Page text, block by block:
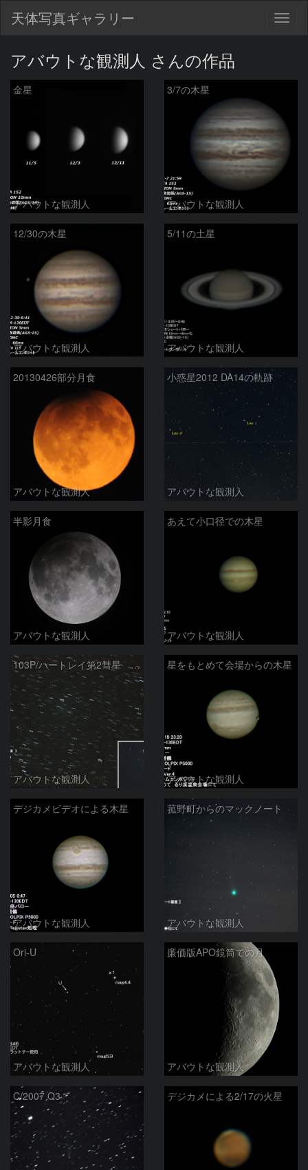
天体写真ギャラリー
アバウトな観測人 さんの作品
金星
アバウトな観測人
3/7の木星
アバウトな観測人
12/30の木星
アバウトな観測人
5/11の土星
アバウトな観測人
20130426部分月食
アバウトな観測人
小惑星2012 DA14の軌跡
アバウトな観測人
半影月食
アバウトな観測人
あえて小口径での木星
アバウトな観測人
103P/ハートレイ第2彗星 10/2
アバウトな観測人
星をもとめて会場からの木星
アバウトな観測人
デジカメビデオによる木星
アバウトな観測人
菰野町からのマックノート
アバウトな観測人
Ori-U
アバウトな観測人
廉価版APO鏡筒での月
アバウトな観測人
C/2007 Q3 デジカメによる2/17の火星